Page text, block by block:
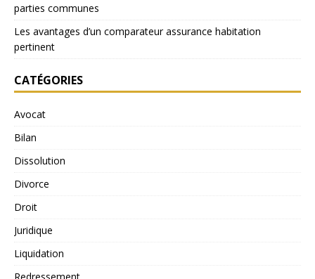
parties communes
Les avantages d’un comparateur assurance habitation
pertinent
CATÉGORIES
Avocat
Bilan
Dissolution
Divorce
Droit
Juridique
Liquidation